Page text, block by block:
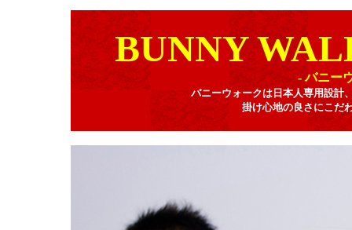
BUNNY
- バニー
バニーウォークは日本人専用設計
掛け心地の良さにこだ